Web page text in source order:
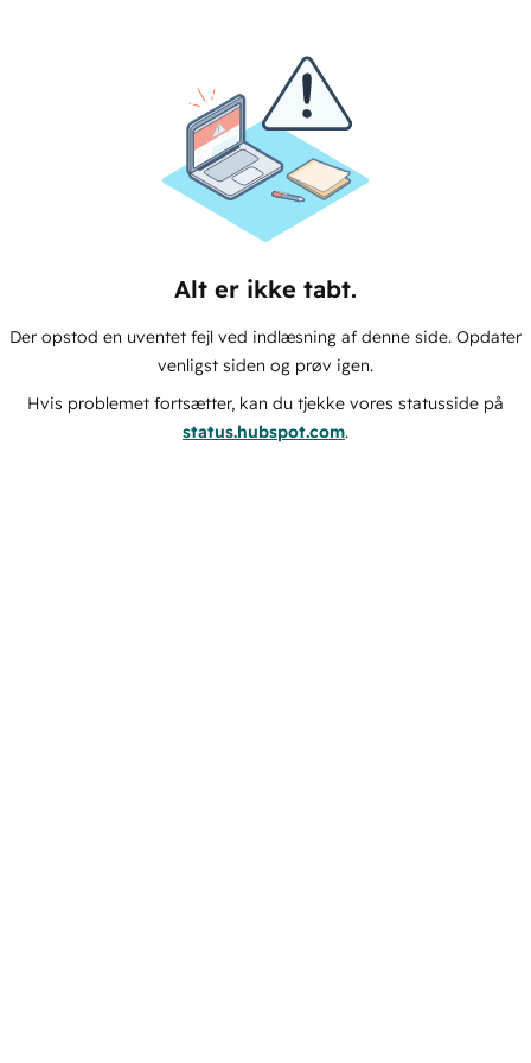
Alt er ikke tabt.
Der opstod en uventet fejl ved indlæsning af denne side. Opdater
venligst siden og prøv igen.
Hvis problemet fortsætter, kan du tjekke vores statusside på
status.hubspot.com.